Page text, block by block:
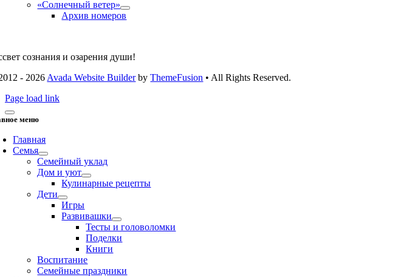
«Солнечный ветер»
Архив номеров
сознания и озарения души!
- 2026 Avada Website BuilderbyThemeFusion • All Rights Reserved.
Page load link
меню
Главная
Семья
Семейный уклад
Дом и уют
Кулинарные рецепты
Дети
Игры
Развивашки
Тесты и головоломки
Поделки
Книги
Воспитание
Семейные праздники